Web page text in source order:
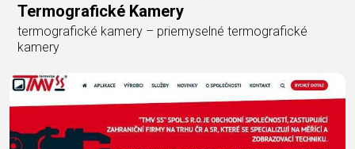
Termografické Kamery
termografické kamery – priemyselné termografické
kamery